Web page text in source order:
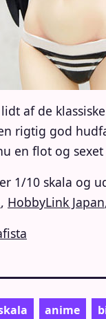
af de
rigtig god
en flot og
1/10 skala og
, HobbyLink Japan
anime